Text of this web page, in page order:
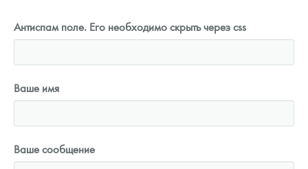
Антиспам поле. Его необходимо скрыть через css
Ваше имя
Ваше сообщение